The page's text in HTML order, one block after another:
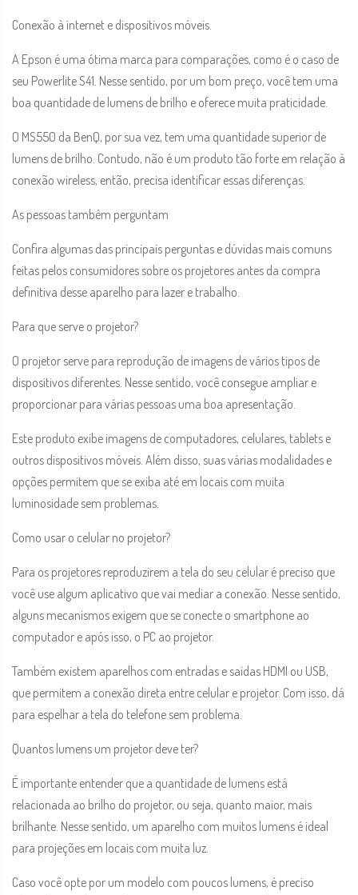
Conexão à internet e dispositivos móveis.
A Epson é uma ótima marca para comparações, como é o caso de
seu Powerlite S41. Nesse sentido, por um bom preço, você tem uma
boa quantidade de lumens de brilho e oferece muita praticidade.
O MS550 da BenQ, por sua vez, tem uma quantidade superior de
lumens de brilho. Contudo, não é um produto tão forte em relação à
conexão wireless, então, precisa identificar essas diferenças.
As pessoas também perguntam
Confira algumas das principais perguntas e dúvidas mais comuns
feitas pelos consumidores sobre os projetores antes da compra
definitiva desse aparelho para lazer e trabalho.
Para que serve o projetor?
O projetor serve para reprodução de imagens de vários tipos de
dispositivos diferentes. Nesse sentido, você consegue ampliar e
proporcionar para várias pessoas uma boa apresentação.
Este produto exibe imagens de computadores, celulares, tablets e
outros dispositivos móveis. Além disso, suas várias modalidades e
opções permitem que se exiba até em locais com muita
luminosidade sem problemas.
Como usar o celular no projetor?
Para os projetores reproduzirem a tela do seu celular é preciso que
você use algum aplicativo que vai mediar a conexão. Nesse sentido,
alguns mecanismos exigem que se conecte o smartphone ao
computador e após isso, o PC ao projetor.
Também existem aparelhos com entradas e saídas HDMI ou USB,
que permitem a conexão direta entre celular e projetor. Com isso, dá
para espelhar a tela do telefone sem problema.
Quantos lumens um projetor deve ter?
É importante entender que a quantidade de lumens está
relacionada ao brilho do projetor, ou seja, quanto maior, mais
brilhante. Nesse sentido, um aparelho com muitos lumens é ideal
para projeções em locais com muita luz.
Caso você opte por um modelo com poucos lumens, é preciso